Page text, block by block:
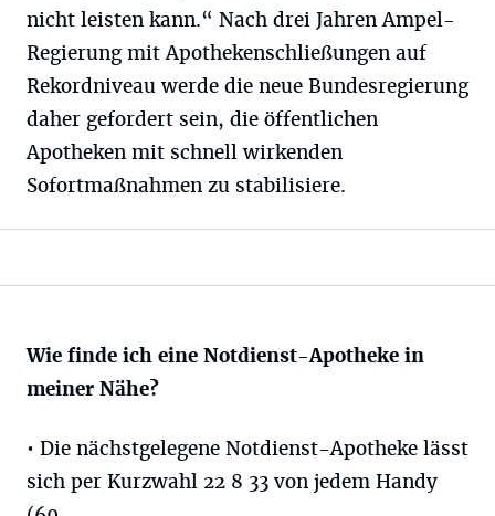
nicht leisten kann.“ Nach drei Jahren Ampel-
Regierung mit Apothekenschließungen auf
Rekordniveau werde die neue Bundesregierung
daher gefordert sein, die öffentlichen
Apotheken mit schnell wirkenden
Sofortmaßnahmen zu stabilisiere.
Wie finde ich eine Notdienst-Apotheke in
meiner Nähe?
• Die nächstgelegene Notdienst-Apotheke lässt
sich per Kurzwahl 22 8 33 von jedem Handy